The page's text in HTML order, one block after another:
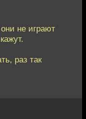
не играют
раз так